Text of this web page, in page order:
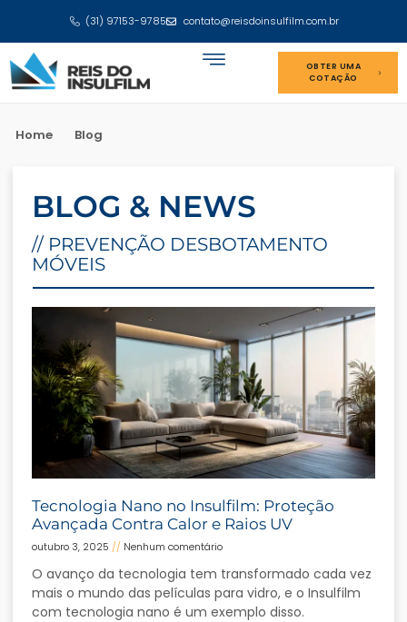
(31) 97153-9785 contato@reisdoinsulfilm.com.br
OBTER UMA
COTAÇÃO
Home Blog
BLOG & NEWS
// PREVENÇÃO DESBOTAMENTO
MÓVEIS
Tecnologia Nano no Insulfilm: Proteção
Avançada Contra Calor e Raios UV
outubro 3, 2025 Nenhum comentário
O avanço da tecnologia tem transformado cada vez
mais o mundo das películas para vidro, e o Insulfilm
com tecnologia nano é um exemplo disso.